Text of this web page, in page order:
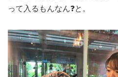
って入るもんなん❓と。